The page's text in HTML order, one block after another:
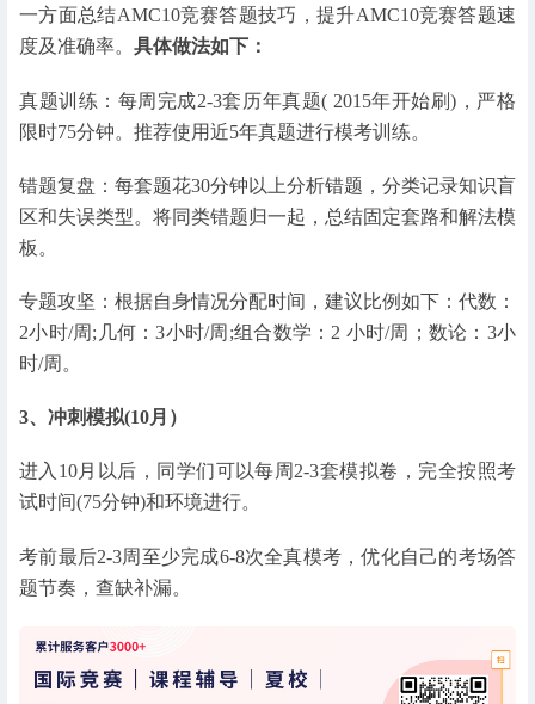
一方面总结AMC10竞赛答题技巧，提升AMC10竞赛答题速
度及准确率。 具体做法如下：
真题训练：每周完成2-3套历年真题( 2015年开始刷)，严格
限时75分钟。推荐使用近5年真题进行模考训练。
错题复盘：每套题花30分钟以上分析错题，分类记录知识盲
区和失误类型。将同类错题归一起，总结固定套路和解法模
板。
专题攻坚：根据自身情况分配时间，建议比例如下：代数：
2小时/周;几何：3小时/周;组合数学：2 小时/周；数论：3小
时/周。
3、冲刺模拟(10月）
进入10月以后，同学们可以每周2-3套模拟卷，完全按照考
试时间(75分钟)和环境进行。
考前最后2-3周至少完成6-8次全真模考，优化自己的考场答
题节奏，查缺补漏。